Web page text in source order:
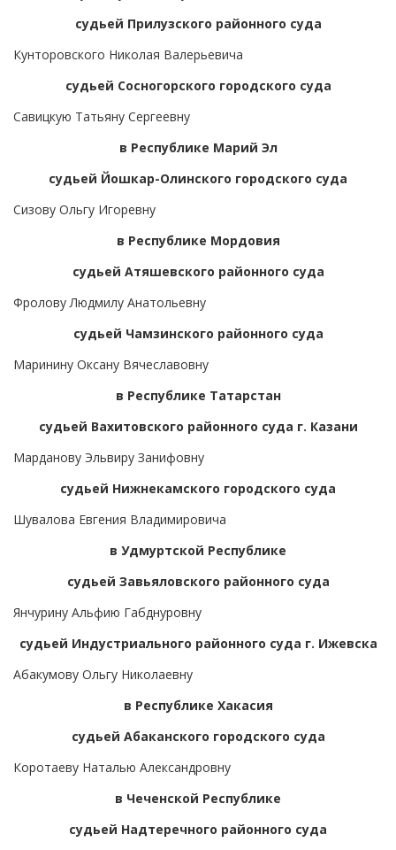
судьей Прилузского районного суда
Кунторовского Николая Валерьевича
судьей Сосногорского городского суда
Савицкую Татьяну Сергеевну
в Республике Марий Эл
судьей Йошкар-Олинского городского суда
Сизову Ольгу Игоревну
в Республике Мордовия
судьей Атяшевского районного суда
Фролову Людмилу Анатольевну
судьей Чамзинского районного суда
Маринину Оксану Вячеславовну
в Республике Татарстан
судьей Вахитовского районного суда г. Казани
Марданову Эльвиру Занифовну
судьей Нижнекамского городского суда
Шувалова Евгения Владимировича
в Удмуртской Республике
судьей Завьяловского районного суда
Янчурину Альфию Габднуровну
судьей Индустриального районного суда г. Ижевска
Абакумову Ольгу Николаевну
в Республике Хакасия
судьей Абаканского городского суда
Коротаеву Наталью Александровну
в Чеченской Республике
судьей Надтеречного районного суда